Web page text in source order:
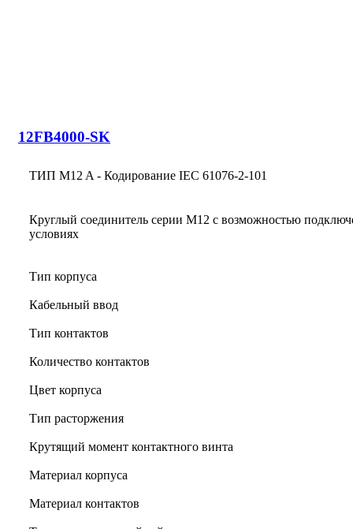
12FB4000-SK
ТИП M12 A - Кодирование IEC 61076-2-101
Круглый соединитель серии M12 с возможностью
условиях
Тип корпуса
Кабельный ввод
Тип контактов
Количество контактов
Цвет корпуса
Тип расторжения
Крутящий момент контактного винта
Материал корпуса
Материал контактов